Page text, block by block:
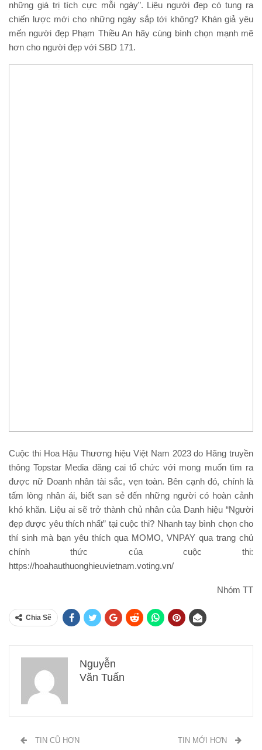
những giá trị tích cực mỗi ngày”. Liệu người đẹp có tung ra
chiến lược mới cho những ngày sắp tới không? Khán giả yêu
mến người đẹp Phạm Thiều An hãy cùng bình chọn mạnh mẽ
hơn cho người đẹp với SBD 171.
Cuộc thi Hoa Hậu Thương hiệu Việt Nam 2023 do Hãng truyền
thông Topstar Media đăng cai tổ chức với mong muốn tìm ra
được nữ Doanh nhân tài sắc, vẹn toàn. Bên cạnh đó, chính là
tấm lòng nhân ái, biết san sẻ đến những người có hoàn cảnh
khó khăn. Liệu ai sẽ trở thành chủ nhân của Danh hiệu “Người
đẹp được yêu thích nhất” tại cuộc thi? Nhanh tay bình chọn cho
thí sinh mà bạn yêu thích qua MOMO, VNPAY qua trang chủ
chính thức của cuộc thi:
https://hoahauthuonghieuvietnam.voting.vn/
Nhóm TT
Chia Sẽ
Nguyễn
Văn Tuấn
TIN CŨ HƠN TIN MỚI HƠN